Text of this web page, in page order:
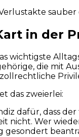
in der
wichtigste
die mit
das zweierlei:
dafür, dass
nicht. Wer
gesondert